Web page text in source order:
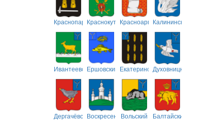
Краснопартизанский
КраснокутскийКрасноармейский
Калининский
ИвантеевскийЕршовский ЕкатериновскийДуховницкий
ДергачёвскийВоскресенскийВольский Балтайский